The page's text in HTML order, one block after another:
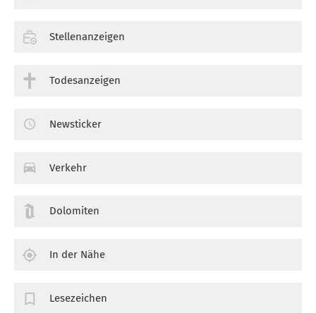
Stellenanzeigen
Todesanzeigen
Newsticker
Verkehr
Dolomiten
In der Nähe
Lesezeichen